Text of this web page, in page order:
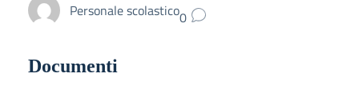
Personale scolastico0
Documenti